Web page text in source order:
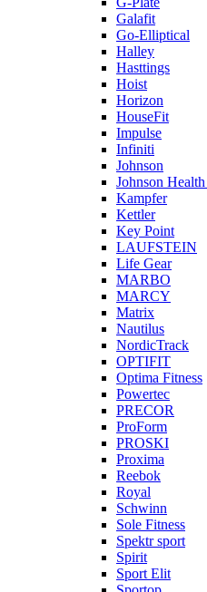
Galafit
Go-Elliptical
Halley
Hasttings
Hoist
Horizon
HouseFit
Impulse
Infiniti
Johnson
Johnson
Kampfer
Kettler
Key Point
LAUFSTEIN
Life Gear
MARBO
MARCY
Matrix
Nautilus
NordicTrack
OPTIFIT
Optima Fitness
Powertec
PRECOR
ProForm
PROSKI
Proxima
Reebok
Royal
Schwinn
Sole Fitness
Spektr sport
Spirit
Sport Elit